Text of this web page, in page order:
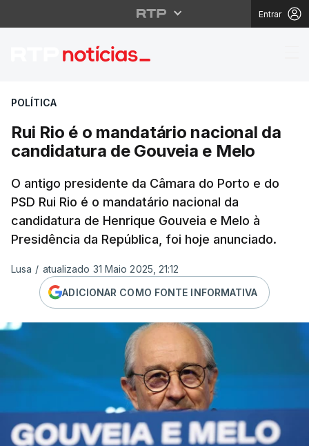
Entrar
Rui Rio é o
POLÍTICA
Rui Rio é o mandatário nacional da
candidatura de Gouveia e Melo
O antigo presidente da Câmara do Porto e do
PSD Rui Rio é o mandatário nacional da
candidatura de Henrique Gouveia e Melo à
Presidência da República, foi hoje anunciado.
Lusa / atualizado 31 Maio 2025, 21:12
ADICIONAR COMO FONTE INFORMATIVA